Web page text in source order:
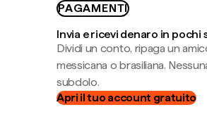
PAGAMENTI
Invia e ricevi denaro in pochi
Dividi un conto, ripaga un
messicana o brasiliana.
subdolo.
Apri il tuo account gratuito